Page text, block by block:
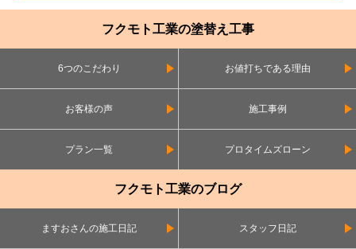
フクモト工業の塗替え工事
6つのこだわり お値打ちである理由
お客様の声 施工事例
プラン一覧 プロタイムズローン
フクモト工業のブログ
ますおさんの施工日記 スタッフ日記